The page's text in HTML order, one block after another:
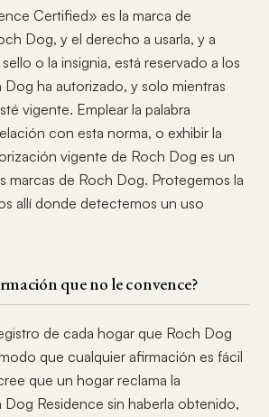
Certified» es la marca de
Dog, y el derecho a usarla, y a
o la insignia, está reservado a los
ha autorizado, y solo mientras
vigente. Emplear la palabra
con esta norma, o exhibir la
vigente de Roch Dog es un
marcas de Roch Dog. Protegemos la
allí donde detectemos un uso
que no le convence?
de cada hogar que Roch Dog
que cualquier afirmación es fácil
que un hogar reclama la
Residence sin haberla obtenido,